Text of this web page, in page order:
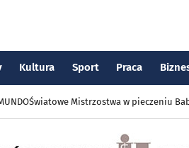
Kultura Sport Praca
Światowe Mistrzostwa w pieczeniu